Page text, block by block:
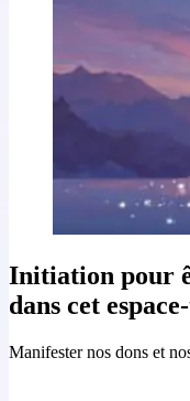
Initiation pour
dans cet
Manifester nos dons et